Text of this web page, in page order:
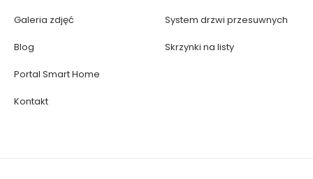
Galeria zdjęć
Blog
Portal Smart Home
Kontakt
System drzwi przesuwnych
Skrzynki na listy